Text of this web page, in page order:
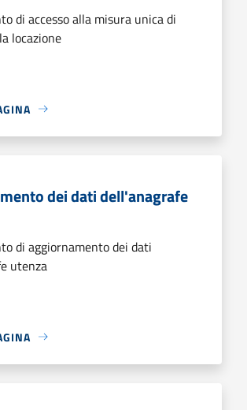
di accesso alla misura unica di
locazione
dei dati dell'anagrafe
di aggiornamento dei dati
utenza